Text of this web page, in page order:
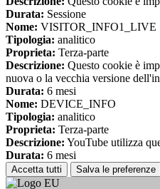
Durata: Sessione
Nome: VISITOR_INFO1_LIVE
Tipologia: analitico
Proprieta: Terza-parte
Descrizione: Questo cookie è
nuova o la vecchia versione
Durata: 6 mesi
Nome: DEVICE_INFO
Tipologia: analitico
Proprieta: Terza-parte
Descrizione: YouTube utilizza
Durata: 6 mesi
Accetta tutti Salva le preferenze